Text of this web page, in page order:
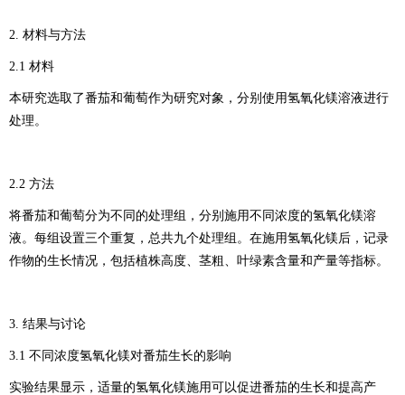
2. 材料与方法
2.1 材料
本研究选取了番茄和葡萄作为研究对象，分别使用氢氧化镁溶液进行
处理。
2.2 方法
将番茄和葡萄分为不同的处理组，分别施用不同浓度的氢氧化镁溶
液。每组设置三个重复，总共九个处理组。在施用氢氧化镁后，记录
作物的生长情况，包括植株高度、茎粗、叶绿素含量和产量等指标。
3. 结果与讨论
3.1 不同浓度氢氧化镁对番茄生长的影响
实验结果显示，适量的氢氧化镁施用可以促进番茄的生长和提高产